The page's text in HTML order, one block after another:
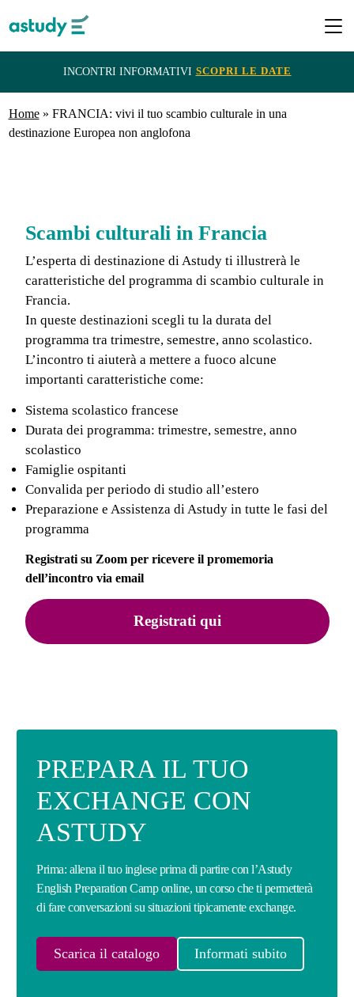
INCONTRI INFORMATIVI SCOPRI LE DATE
Destinazioni
ITACA
Borse
di
Studio
Prezzi
e
informazioni
Home» FRANCIA: vivi il tuo scambio culturale in una
destinazione Europea non anglofona
Scambi culturali in Francia
L’esperta di destinazione di Astudy ti illustrerà le
caratteristiche del programma di scambio culturale in
Francia.
In queste destinazioni scegli tu la durata del
programma tra trimestre, semestre, anno scolastico.
L’incontro ti aiuterà a mettere a fuoco alcune
importanti caratteristiche come:
Sistema scolastico francese
Durata dei programma: trimestre, semestre, anno
scolastico
Famiglie ospitanti
Convalida per periodo di studio all’estero
Preparazione e Assistenza di Astudy in tutte le fasi del
programma
Registrati su Zoom per ricevere il promemoria
dell’incontro via email
Registrati qui
PREPARA IL TUO
EXCHANGE CON
ASTUDY
Prima: allena il tuo inglese prima di partire con l’Astudy
English Preparation Camp online, un corso che ti permetterà
di fare conversazioni su situazioni tipicamente exchange.
Scarica il catalogo Informati subito